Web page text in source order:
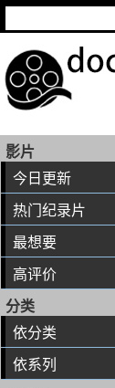
影片
今日更新
热门纪录片
最想要
高评价
分类
依分类
依系列